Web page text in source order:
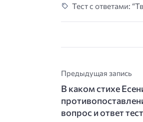
Тест с ответами:
Предыдущая запись
В каком стихе
вопрос и ответ